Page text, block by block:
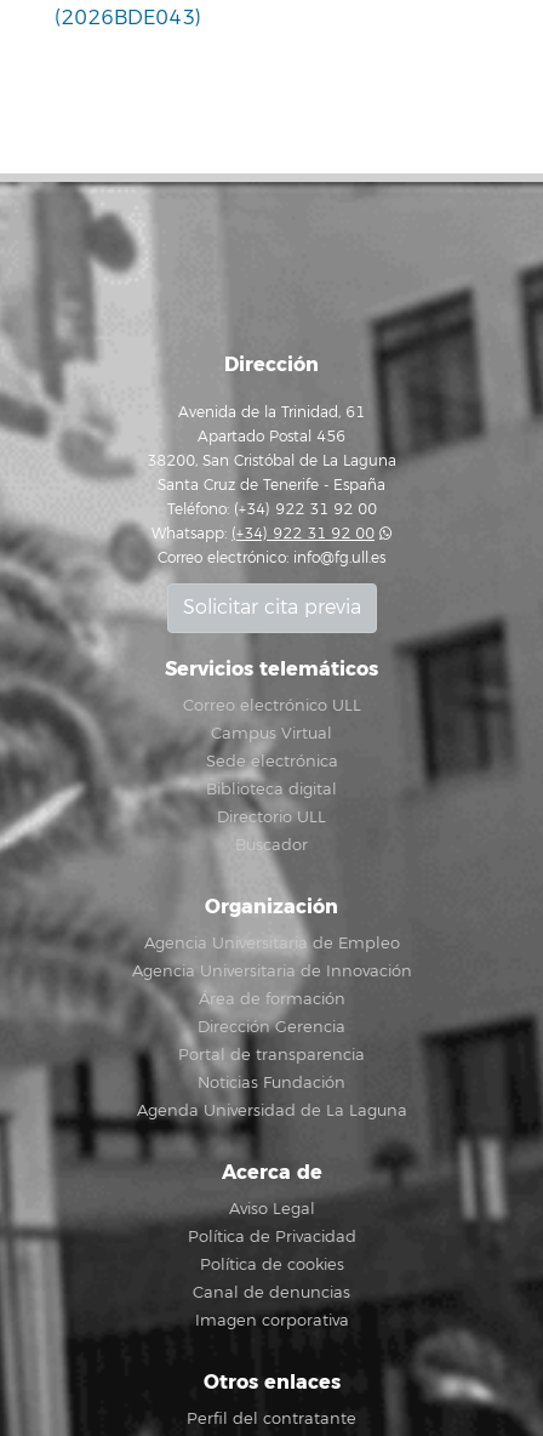
(2026BDE043)
Dirección
Avenida de la Trinidad, 61
Apartado Postal 456
38200, San Cristóbal de La Laguna
Santa Cruz de Tenerife - España
Teléfono: (+34) 922 31 92 00
Whatsapp: (+34) 922 31 92 00
Correo electrónico: info@fg.ull.es
Solicitar cita previa
Servicios telemáticos
Correo electrónico ULL
Campus Virtual
Sede electrónica
Biblioteca digital
Directorio ULL
Buscador
Organización
Agencia Universitaria de Empleo
Agencia Universitaria de Innovación
Área de formación
Dirección Gerencia
Portal de transparencia
Noticias Fundación
Agenda Universidad de La Laguna
Acerca de
Aviso Legal
Política de Privacidad
Política de cookies
Canal de denuncias
Imagen corporativa
Otros enlaces
Perfil del contratante